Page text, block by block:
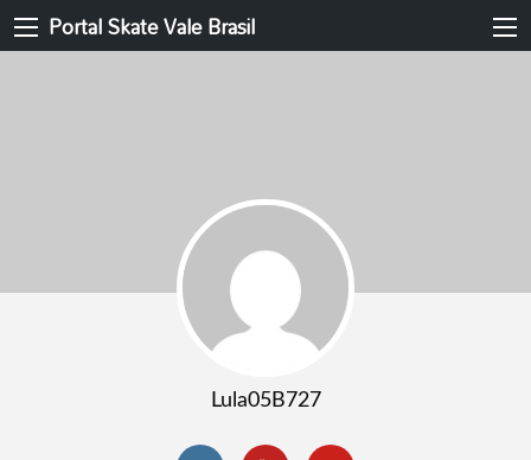
Portal Skate Vale Brasil
Lula05B727